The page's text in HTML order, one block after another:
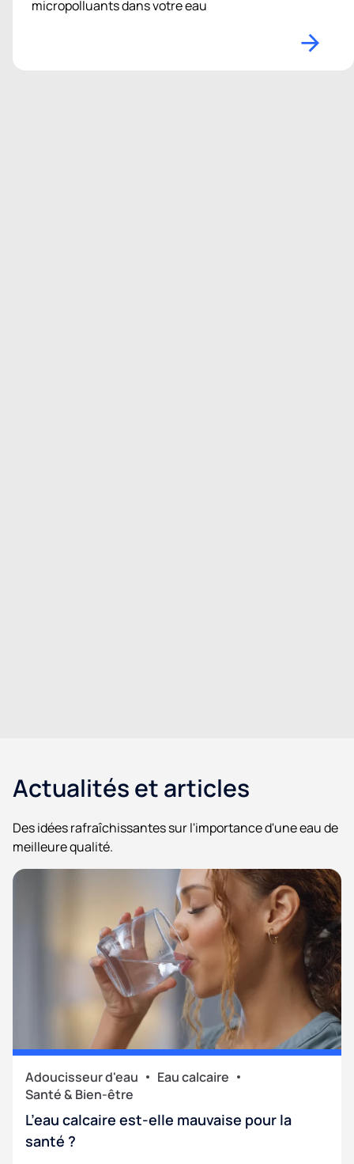
micropolluants dans votre eau
Actualités et articles
Des idées rafraîchissantes sur l'importance d'une eau de
meilleure qualité.
Adoucisseur d'eau
Eau calcaire
Santé & Bien-être
L’eau calcaire est-elle mauvaise pour la
santé ?